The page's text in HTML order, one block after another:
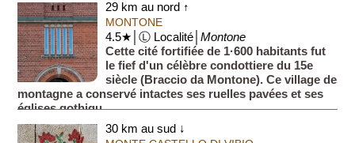
29 km au nord ↑
MONTONE
4.5★│Ⓛ Localité│Montone
Cette cité fortifiée de 1·600 habitants fut
le fief d'un célèbre condottiere du 15e
siècle (Braccio da Montone). Ce village de
montagne a conservé intactes ses ruelles pavées et ses
églises gothiqu...
30 km au sud ↓